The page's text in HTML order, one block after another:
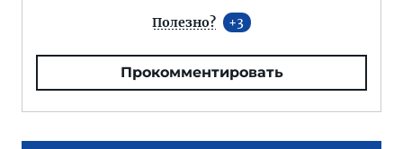
Полезно? 3
Прокомментировать